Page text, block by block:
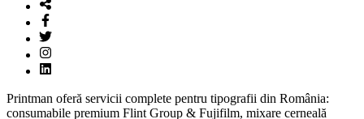
Printman oferă servicii complete pentru tipografii din România:
consumabile premium Flint Group & Fujifilm, mixare cerneală